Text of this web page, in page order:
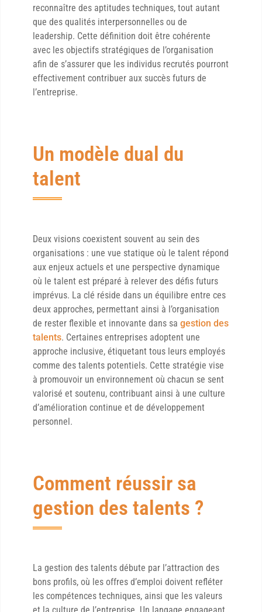
reconnaître des aptitudes techniques, tout autant
que des qualités interpersonnelles ou de
leadership. Cette définition doit être cohérente
avec les objectifs stratégiques de l’organisation
afin de s’assurer que les individus recrutés pourront
effectivement contribuer aux succès futurs de
l’entreprise.
Un modèle dual du
talent
Deux visions coexistent souvent au sein des
organisations : une vue statique où le talent répond
aux enjeux actuels et une perspective dynamique
où le talent est préparé à relever des défis futurs
imprévus. La clé réside dans un équilibre entre ces
deux approches, permettant ainsi à l’organisation
de rester flexible et innovante dans sa gestion des
talents. Certaines entreprises adoptent une
approche inclusive, étiquetant tous leurs employés
comme des talents potentiels. Cette stratégie vise
à promouvoir un environnement où chacun se sent
valorisé et soutenu, contribuant ainsi à une culture
d’amélioration continue et de développement
personnel.
Comment réussir sa
gestion des talents ?
La gestion des talents débute par l’attraction des
bons profils, où les offres d’emploi doivent refléter
les compétences techniques, ainsi que les valeurs